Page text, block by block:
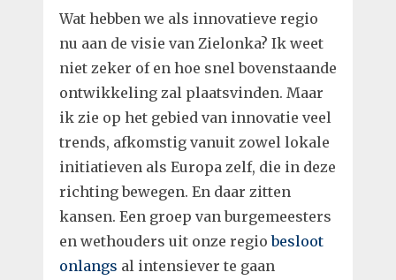
Wat hebben we als innovatieve regio
nu aan de visie van Zielonka? Ik weet
niet zeker of en hoe snel bovenstaande
ontwikkeling zal plaatsvinden. Maar
ik zie op het gebied van innovatie veel
trends, afkomstig vanuit zowel lokale
initiatieven als Europa zelf, die in deze
richting bewegen. En daar zitten
kansen. Een groep van burgemeesters
en wethouders uit onze regiobesloot
onlangs al intensiever te gaan